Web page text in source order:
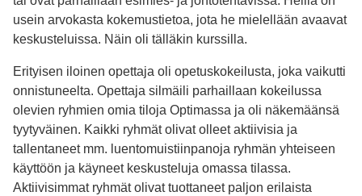
usein arvokasta kokemustietoa, jota he mielellään avaavat
keskusteluissa. Näin oli tälläkin kurssilla.
Erityisen iloinen opettaja oli opetuskokeilusta, joka vaikutti
onnistuneelta. Opettaja silmäili parhaillaan kokeilussa
olevien ryhmien omia tiloja Optimassa ja oli näkemäänsä
tyytyväinen. Kaikki ryhmät olivat olleet aktiivisia ja
tallentaneet mm. luentomuistiinpanoja ryhmän yhteiseen
käyttöön ja käyneet keskusteluja omassa tilassa.
Aktiivisimmat ryhmät olivat tuottaneet paljon erilaista